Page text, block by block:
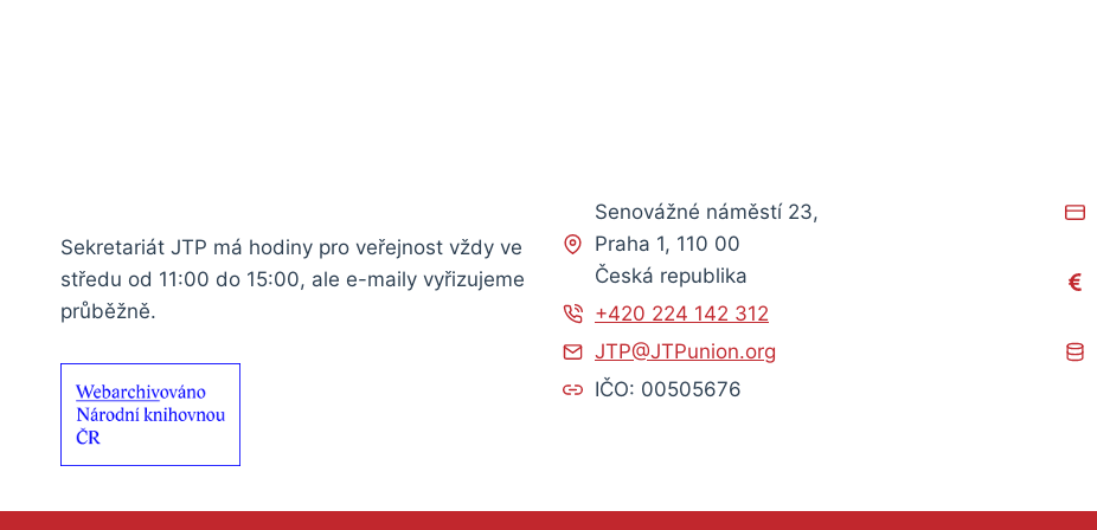
Sekretariát JTP má hodiny pro veřejnost vždy ve
středu od 11:00 do 15:00, ale e-maily vyřizujeme
průběžně.
Senovážné náměstí 23,
Praha 1, 110 00
Česká republika
+420 224 142 312
JTP@JTPunion.org
IČO: 00505676